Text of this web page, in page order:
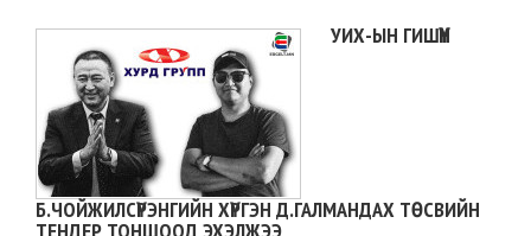
УИХ-ЫН ГИШҮҮН
Б.ЧОЙЖИЛСҮРЭНГИЙН ХҮРГЭН Д.ГАЛМАНДАХ ТӨСВИЙН
ТЕНДЕР ТОНШООД ЭХЭЛЖЭЭ